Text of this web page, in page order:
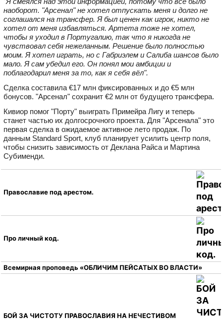
наоборот. "Арсенал" не хотел отпускать меня и долго не
соглашался на трансфер. Я был ценен как игрок, никто не
хотел от меня избавляться. Артета тоже не хотел,
чтобы я уходил в Португалию, так что я никогда не
чувствовал себя нежеланным. Решение было полностью
моим. Я хотел играть, но с Габриэлем и Салиба шансов было
мало. Я сам убедил его. Он понял мои амбиции и
поблагодарил меня за то, как я себя вёл".
Сделка составила €17 млн фиксированных и до €5 млн
бонусов. "Арсенал" сохранит €2 млн от будущего трансфера.
Кивиор помог "Порту" выиграть Примейра Лигу и теперь
станет частью их долгосрочного проекта. Для "Арсенала" это
первая сделка в ожидаемое активное лето продаж. По
данным Standard Sport, клуб планирует усилить центр поля,
чтобы снизить зависимость от Деклана Райса и Мартина
Субименди.
Православие под арестом.
Про личный код.
Всемирная проповедь «ОБЛИЧИМ ПЕЙСАТЫХ ВО ВЛАСТИ»
БОЙ ЗА ЧИСТОТУ ПРАВОСЛАВИЯ НА НЕЧЕСТИВОМ